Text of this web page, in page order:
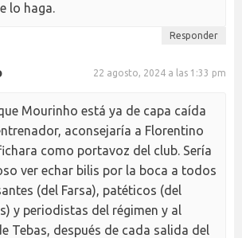
lo haga.
Responder
22 agosto, 2024 a las 1:33 pm
Mourinho está ya de capa caída
aconsejaría a Florentino
como portavoz del club. Sería
ver echar bilis por la boca a todos
(del Farsa), patéticos (del
y periodistas del régimen y al
Tebas, después de cada salida del